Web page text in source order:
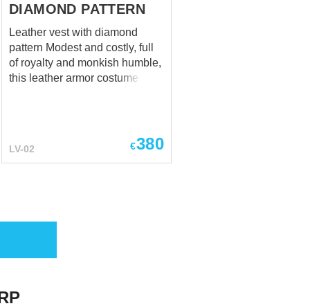
DIAMOND PATTERN
Leather vest with diamond
pattern Modest and costly, full
of royalty and monkish humble,
this leather armor costume
everybody who wants to have
royal look without spending the
protect you at all. So, in this
not too strong, but comfortable
LV-02 €380